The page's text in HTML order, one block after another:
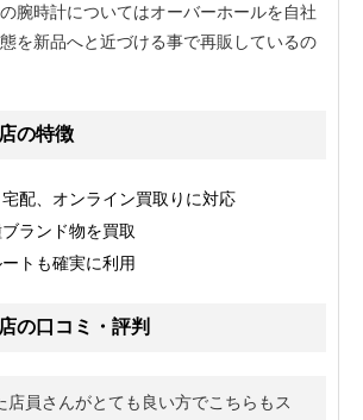
腕時計についてはオーバーホールを自社
を新品へと近づける事で再販しているの
の特徴
配、オンライン買取りに対応
ランド物を買取
トも確実に利用
の口コミ・評判
店員さんがとても良い方でこちらもス